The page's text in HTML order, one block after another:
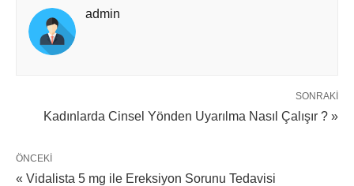
admin
SONRAKI
Kadınlarda Cinsel Yönden Uyarılma Nasıl Çalışır ? »
ÖNCEKI
« Vidalista 5 mg ile Ereksiyon Sorunu Tedavisi